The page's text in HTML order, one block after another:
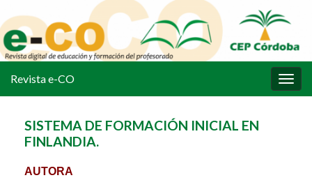
la
Revista e-CO
SISTEMA DE FORMACIÓN INICIAL EN
FINLANDIA.
AUTORA